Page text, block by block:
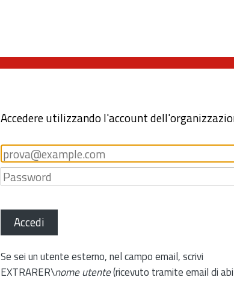
Accedere utilizzando l'account
Accedi
Se sei un utente esterno, nel campo email, scrivi
EXTRARER\nome utente(ricevuto tramite email di